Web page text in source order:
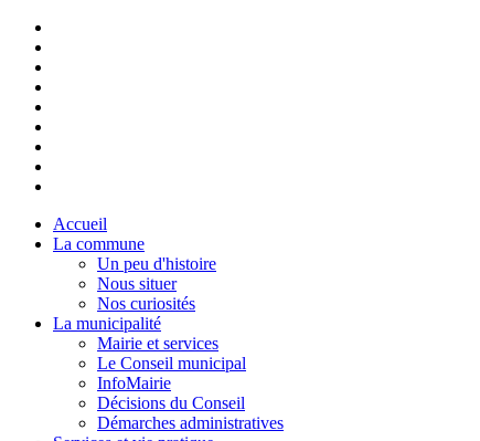
Accueil
La commune
Un peu d'histoire
Nous situer
Nos curiosités
La municipalité
Mairie et services
Le Conseil municipal
InfoMairie
Décisions du Conseil
Démarches administratives